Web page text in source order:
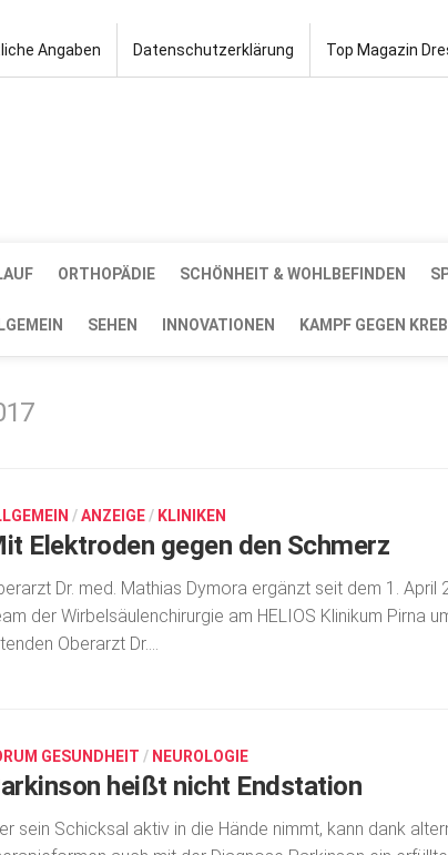
Angaben Datenschutzerklärung Top Magazin
ORTHOPÄDIE SCHÖNHEIT & WOHLBEFINDEN
SEHEN INNOVATIONEN KAMPF GEGEN
/ANZEIGE / KLINIKEN
Elektroden gegen den Schmerz
Dr. med. Mathias Dymora ergänzt seit dem 1. April
der Wirbelsäulenchirurgie am HELIOS Klinikum Pirna
Oberarzt Dr....
GESUNDHEIT / NEUROLOGIE
heißt nicht Endstation
sein Schicksal aktiv in die Hände nimmt, kann dank